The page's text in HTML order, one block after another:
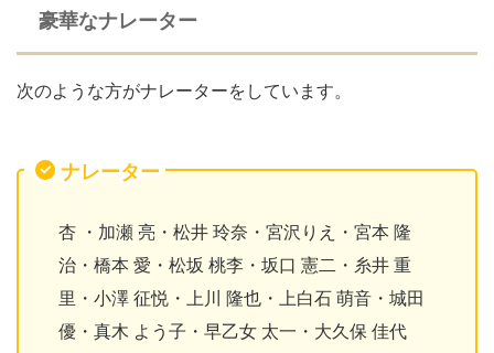
豪華なナレーター
次のような方がナレーターをしています。
ナレーター
杏 ・加瀬 亮・松井 玲奈・宮沢りえ・宮本 隆
治・橋本 愛・松坂 桃李・坂口 憲二・糸井 重
里・小澤 征悦・上川 隆也・上白石 萌音・城田
優・真木 よう子・早乙女 太一・大久保 佳代